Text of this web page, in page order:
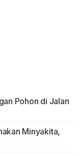
Pohon di Jalan
Minyakita,